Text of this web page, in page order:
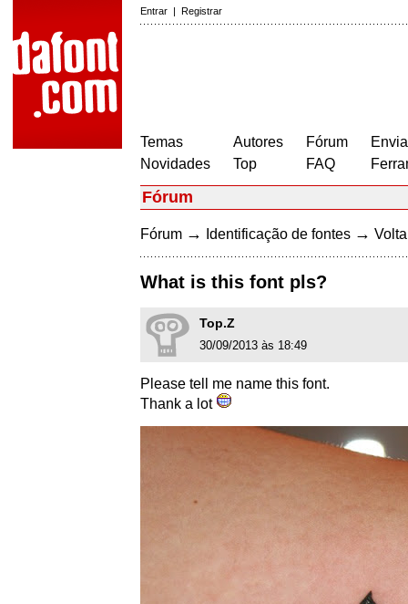
Entrar | Registrar
Temas
Novidades
Autores
Top
Fórum
FAQ
Fórum
Fórum → Identificação de fontes →
What is this font pls?
Top.Z
30/09/2013 às 18:49
Please tell me name this font.
Thank a lot